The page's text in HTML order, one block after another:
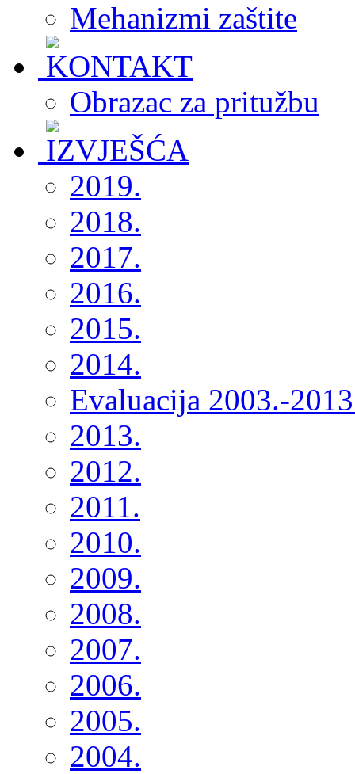
Mehanizmi zaštite
Obrazac za pritužbu
2019.
2018.
2017.
2016.
2015.
2014.
Evaluacija 2003.-
2013.
2012.
2011.
2010.
2009.
2008.
2007.
2006.
2005.
2004.